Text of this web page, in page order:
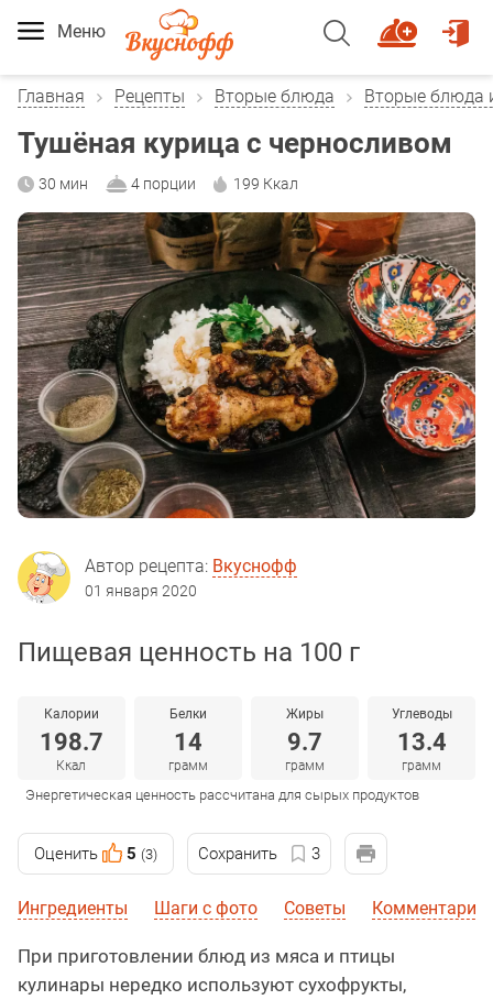
Меню
Главная Рецепты Вторые блюда Вторые блюда
Тушёная курица с черносливом
30 мин 4 порции 199 Ккал
Автор рецепта: Вкуснофф
01 января 2020
Пищевая ценность на 100 г
Калории
198.7
Ккал
Белки
14
грамм
Жиры
9.7
грамм
Углеводы
13.4
грамм
Энергетическая ценность рассчитана для сырых продуктов
Оценить 5 (3) Сохранить 3
Ингредиенты Шаги с фото Советы Комментарии
При приготовлении блюд из мяса и птицы
кулинары нередко используют сухофрукты,